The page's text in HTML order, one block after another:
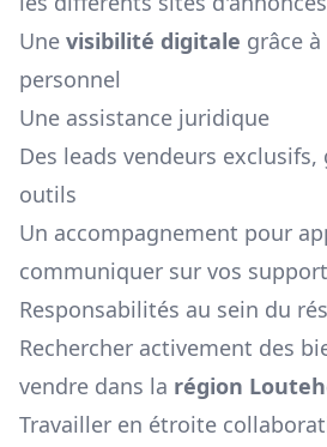
Une visibilité digitale grâce
personnel
Une assistance juridique
Des leads vendeurs exclusifs,
outils
Un accompagnement pour
communiquer sur vos
Responsabilités au sein du
Rechercher activement des
vendre dans la région
Travailler en étroite